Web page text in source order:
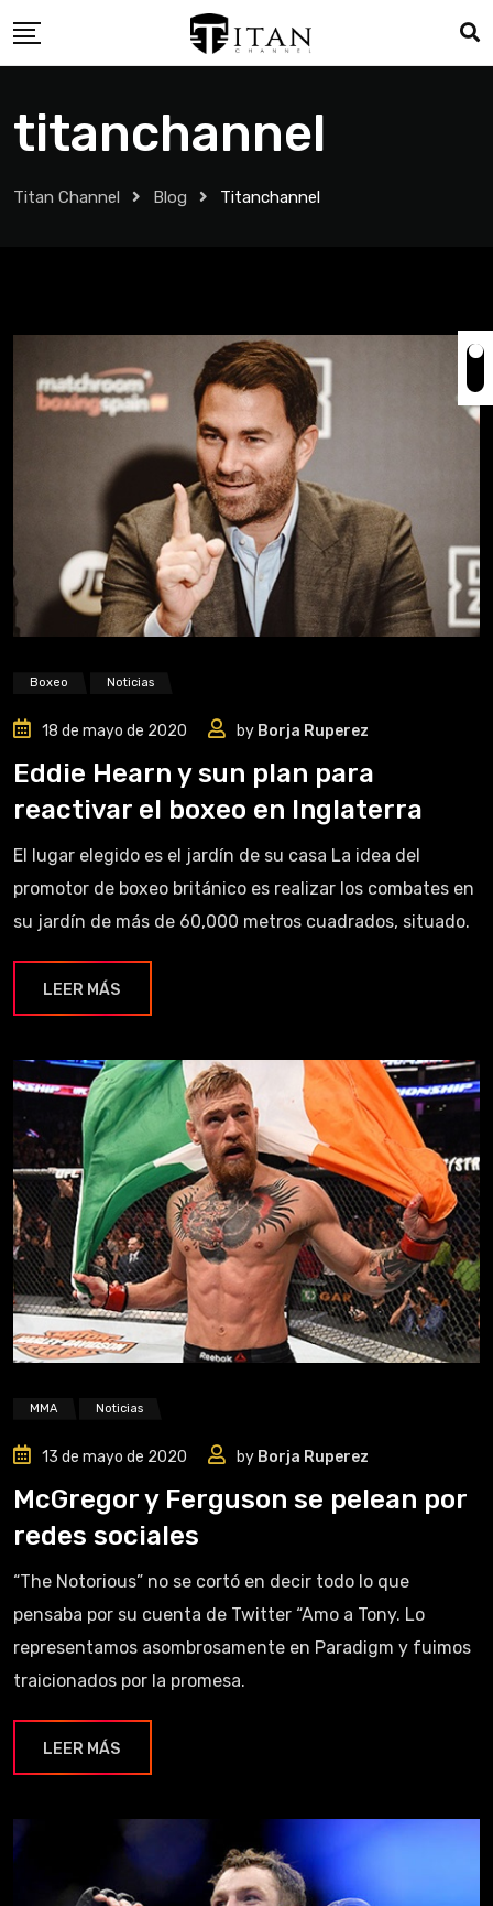
titanchannel
Titan Channel Blog Titanchannel
Boxeo Noticias
18 de mayo de 2020 by Borja Ruperez
Eddie Hearn y sun plan para
reactivar el boxeo en Inglaterra
El lugar elegido es el jardín de su casa La idea del
promotor de boxeo británico es realizar los combates en
su jardín de más de 60,000 metros cuadrados, situado.
LEER MÁS
MMA Noticias
13 de mayo de 2020 by Borja Ruperez
McGregor y Ferguson se pelean por
redes sociales
“The Notorious” no se cortó en decir todo lo que
pensaba por su cuenta de Twitter “Amo a Tony. Lo
representamos asombrosamente en Paradigm y fuimos
traicionados por la promesa.
LEER MÁS